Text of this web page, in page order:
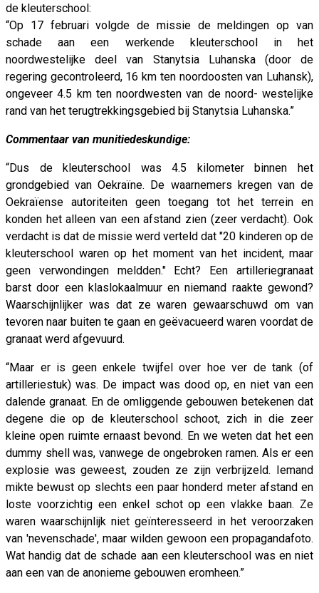
de kleuterschool:
“Op 17 februari volgde de missie de meldingen op van
schade aan een werkende kleuterschool in het
noordwestelijke deel van Stanytsia Luhanska (door de
regering gecontroleerd, 16 km ten noordoosten van Luhansk),
ongeveer 4.5 km ten noordwesten van de noord- westelijke
rand van het terugtrekkingsgebied bij Stanytsia Luhanska.”
Commentaar van munitiedeskundige:
“Dus de kleuterschool was 4.5 kilometer binnen het
grondgebied van Oekraïne. De waarnemers kregen van de
Oekraïense autoriteiten geen toegang tot het terrein en
konden het alleen van een afstand zien (zeer verdacht). Ook
verdacht is dat de missie werd verteld dat "20 kinderen op de
kleuterschool waren op het moment van het incident, maar
geen verwondingen meldden." Echt? Een artilleriegranaat
barst door een klaslokaalmuur en niemand raakte gewond?
Waarschijnlijker was dat ze waren gewaarschuwd om van
tevoren naar buiten te gaan en geëvacueerd waren voordat de
granaat werd afgevuurd.
“Maar er is geen enkele twijfel over hoe ver de tank (of
artilleriestuk) was. De impact was dood op, en niet van een
dalende granaat. En de omliggende gebouwen betekenen dat
degene die op de kleuterschool schoot, zich in die zeer
kleine open ruimte ernaast bevond. En we weten dat het een
dummy shell was, vanwege de ongebroken ramen. Als er een
explosie was geweest, zouden ze zijn verbrijzeld. Iemand
mikte bewust op slechts een paar honderd meter afstand en
loste voorzichtig een enkel schot op een vlakke baan. Ze
waren waarschijnlijk niet geïnteresseerd in het veroorzaken
van 'nevenschade', maar wilden gewoon een propagandafoto.
Wat handig dat de schade aan een kleuterschool was en niet
aan een van de anonieme gebouwen eromheen.”